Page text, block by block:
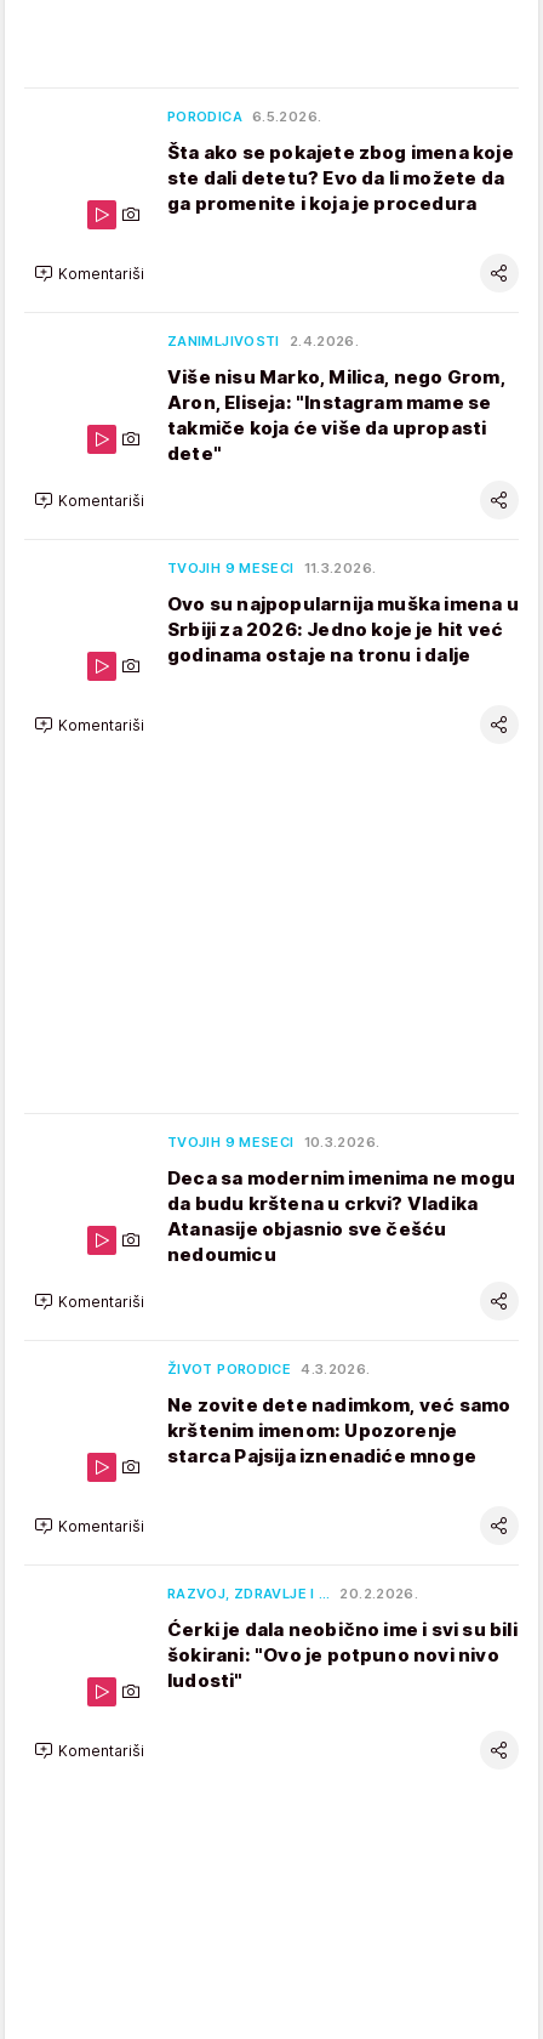
PORODICA 6.5.2026.
Šta ako se pokajete zbog imena koje
ste dali detetu? Evo da li možete da
ga promenite i koja je procedura
Komentariši
ZANIMLJIVOSTI 2.4.2026.
Više nisu Marko, Milica, nego Grom,
Aron, Eliseja: "Instagram mame se
takmiče koja će više da upropasti
dete"
Komentariši
TVOJIH 9 MESECI 11.3.2026.
Ovo su najpopularnija muška imena u
Srbiji za 2026: Jedno koje je hit već
godinama ostaje na tronu i dalje
Komentariši
TVOJIH 9 MESECI 10.3.2026.
Deca sa modernim imenima ne mogu
da budu krštena u crkvi? Vladika
Atanasije objasnio sve češću
nedoumicu
Komentariši
ŽIVOT PORODICE 4.3.2026.
Ne zovite dete nadimkom, već samo
krštenim imenom: Upozorenje
starca Pajsija iznenadiće mnoge
Komentariši
RAZVOJ, ZDRAVLJE I … 20.2.2026.
Ćerki je dala neobično ime i svi su bili
šokirani: "Ovo je potpuno novi nivo
ludosti"
Komentariši